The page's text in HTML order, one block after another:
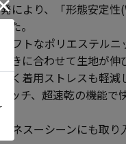
により、「形態安定
た。
フトなポリエステル
動きに合わせて生地が
く着用ストレスも軽減
ッチ、超速乾の機能で
ジネスーシーンにも取